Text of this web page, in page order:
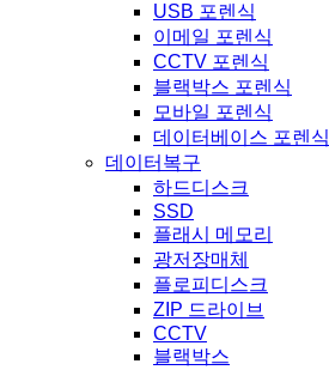
USB 포렌식
이메일 포렌식
CCTV 포렌식
블랙박스 포렌식
모바일 포렌식
데이터베이스 포렌식
데이터복구
하드디스크
SSD
플래시 메모리
광저장매체
플로피디스크
ZIP 드라이브
CCTV
블랙박스